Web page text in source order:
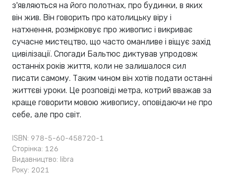
з'являються на його полотнах, про будинки, в яких
він жив. Він говорить про католицьку віру і
натхнення, розмірковує про живопис і викриває
сучасне мистецтво, що часто оманливе і віщує захід
цивілізації. Спогади Бальтюс диктував упродовж
останніх років життя, коли не залишалося сил
писати самому. Таким чином він хотів подати останні
життєві уроки. Це розповіді метра, котрий вважав за
краще говорити мовою живопису, оповідаючи не про
себе, але про світ.
ISBN: 978-5-60-458720-1
Сторінка: 126
Видавництво: libra
Року: 2021